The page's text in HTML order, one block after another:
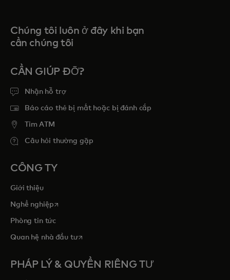
Chúng tôi luôn ở đây khi bạn
cần chúng tôi
CẦN GIÚP ĐỠ?
Nhận hỗ trợ
Báo cáo thẻ bị mất hoặc bị đánh cắp
Tim ATM
Câu hỏi thường gặp
CÔNG TY
Giới thiệu
Nghề nghiệpopens in a new tab
Phòng tin tức
Quan hệ nhà đầu tưopens in a new tab
PHÁP LÝ & QUYỀN RIÊNG TƯ